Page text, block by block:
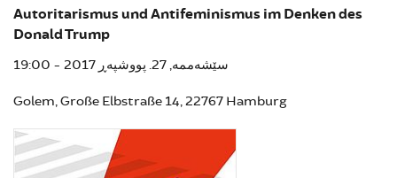
Autoritarismus und Antifeminismus im Denken des
Donald Trump
سێشەممە, 27. پووشپەڕ 2017 - 19:00
Golem, Große Elbstraße 14, 22767 Hamburg